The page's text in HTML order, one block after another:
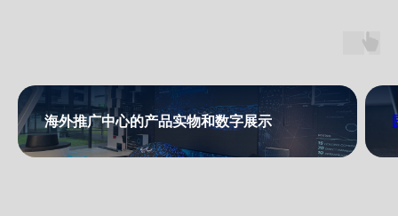
海外推广中心的产品实物和数字展示